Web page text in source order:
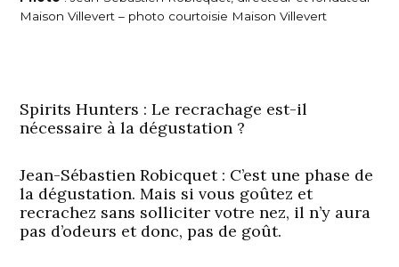
Maison Villevert – photo courtoisie Maison Villevert
Spirits Hunters : Le recrachage est-il
nécessaire à la dégustation ?
Jean-Sébastien Robicquet : C’est une phase de
la dégustation. Mais si vous goûtez et
recrachez sans solliciter votre nez, il n’y aura
pas d’odeurs et donc, pas de goût.